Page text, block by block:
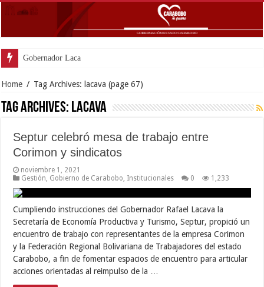
Gobernador Lacava anunció col
Home / Tag Archives: lacava (page 67)
Tag Archives: lacava
Septur celebró mesa de trabajo entre
Corimon y sindicatos
noviembre 1, 2021
Gestión Gobierno de Carabobo Institucionales 0 1,233
Cumpliendo instrucciones del Gobernador Rafael Lacava la
Secretaría de Economía Productiva y Turismo, Septur, propició un
encuentro de trabajo con representantes de la empresa Corimon
y la Federación Regional Bolivariana de Trabajadores del estado
Carabobo, a fin de fomentar espacios de encuentro para articular
acciones orientadas al reimpulso de la …